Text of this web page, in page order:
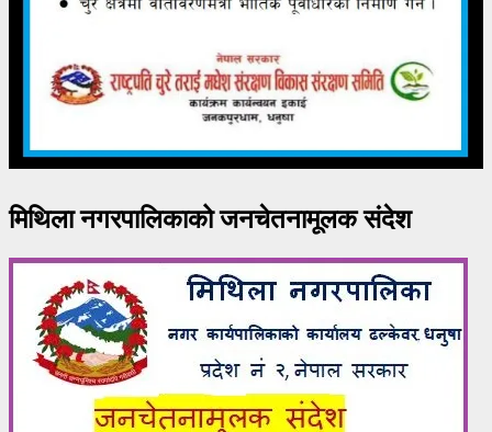
मिथिला नगरपालिकाको जनचेतनामूलक संदेश